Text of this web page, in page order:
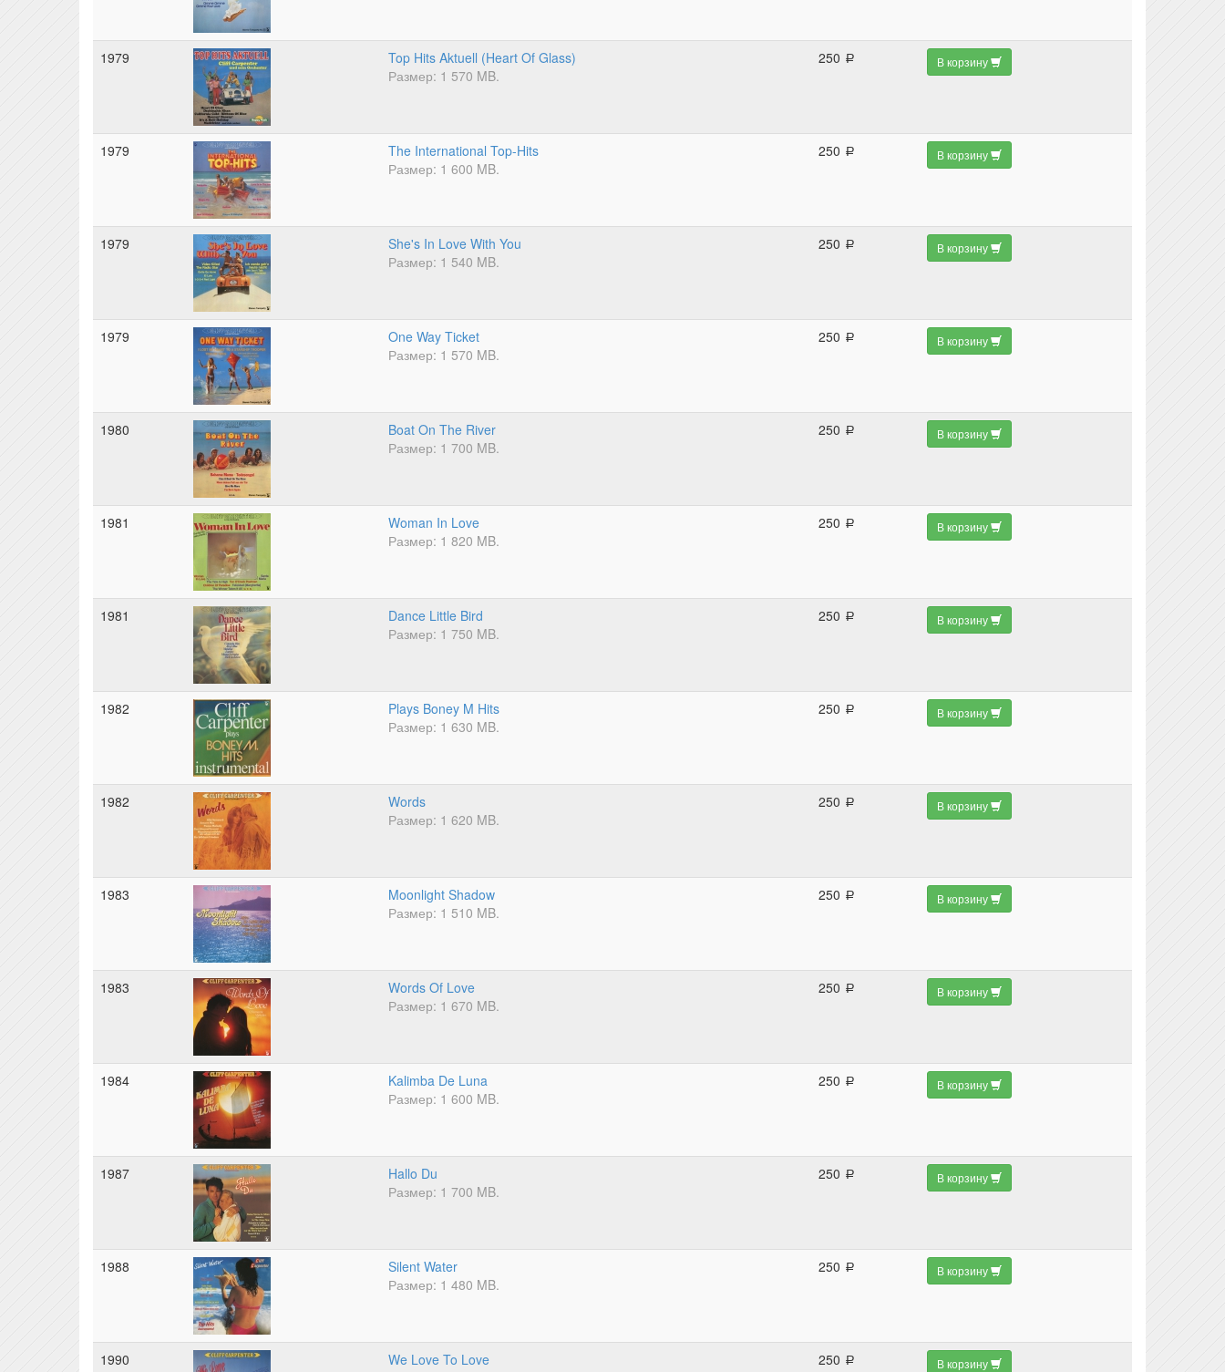
1979
Top Hits Aktuell (Heart Of Glass)
Размер: 1 570 MB.
250 a В корзину
1979
The International Top-Hits
Размер: 1 600 MB.
250 a В корзину
1979
She's In Love With You
Размер: 1 540 MB.
250 a В корзину
1979
One Way Ticket
Размер: 1 570 MB.
250 a В корзину
1980
Boat On The River
Размер: 1 700 MB.
250 a В корзину
1981
Woman In Love
Размер: 1 820 MB.
250 a В корзину
1981
Dance Little Bird
Размер: 1 750 MB.
250 a В корзину
1982
Plays Boney M Hits
Размер: 1 630 MB.
250 a В корзину
1982
Words
Размер: 1 620 MB.
250 a В корзину
1983
Moonlight Shadow
Размер: 1 510 MB.
250 a В корзину
1983
Words Of Love
Размер: 1 670 MB.
250 a В корзину
1984
Kalimba De Luna
Размер: 1 600 MB.
250 a В корзину
1987
Hallo Du
Размер: 1 700 MB.
250 a В корзину
1988
Silent Water
Размер: 1 480 MB.
250 a В корзину
1990
We Love To Love
250 a В корзину